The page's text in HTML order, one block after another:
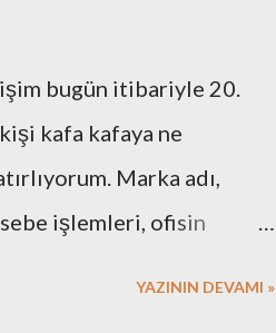
bugün itibariyle 20.
kafa kafaya ne
Marka adı,
işlemleri, ofisin
YAZININ DEVAMI »